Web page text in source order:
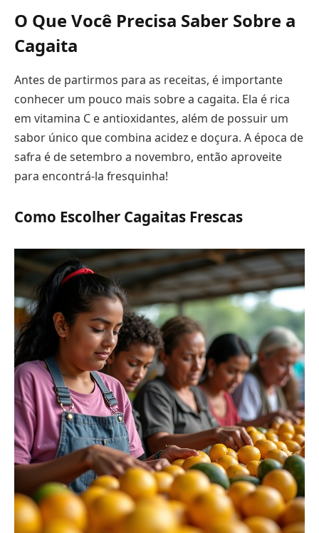
O Que Você Precisa Saber Sobre a
Cagaita
Antes de partirmos para as receitas, é importante
conhecer um pouco mais sobre a cagaita. Ela é rica
em vitamina C e antioxidantes, além de possuir um
sabor único que combina acidez e doçura. A época de
safra é de setembro a novembro, então aproveite
para encontrá-la fresquinha!
Como Escolher Cagaitas Frescas